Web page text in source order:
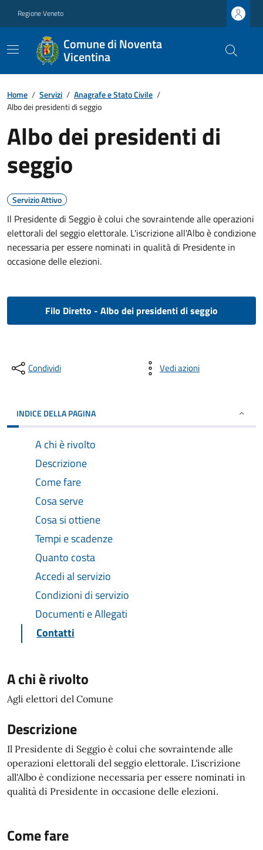
Regione Veneto
Comune di Noventa
Vicentina
Home / Servizi / Anagrafe e Stato Civile /
Albo dei presidenti di seggio
Albo dei presidenti di
seggio
Servizio Attivo
Il Presidente di Seggio è colui che sovraintende alle operazioni
elettorali del seggio elettorale. L'iscrizione all'Albo è condizione
necessaria per essere nominati in qualità di Presidente in
occasione delle elezioni.
Filo Diretto - Albo dei presidenti di seggio
Condividi Vedi azioni
INDICE DELLA PAGINA
A chi è rivolto
Descrizione
Come fare
Cosa serve
Cosa si ottiene
Tempi e scadenze
Quanto costa
Accedi al servizio
Condizioni di servizio
Documenti e Allegati
Contatti
A chi è rivolto
Agli elettori del Comune
Descrizione
Il Presidente di Seggio è colui che sovraintende alle
operazioni elettorali del seggio elettorale. L'iscrizione
all'Albo è condizione necessaria per essere nominati in
qualità di Presidente in occasione delle elezioni.
Come fare